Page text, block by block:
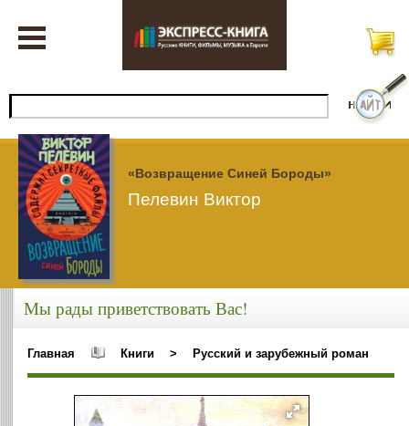
«Возвращение Синей Бороды»
Пелевин Виктор
Мы рады приветствовать Вас!
Главная Книги > Русский и зарубежный роман